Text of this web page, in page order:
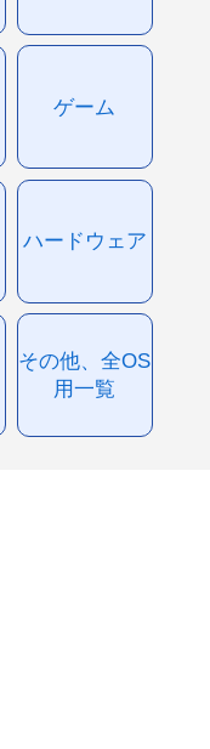
ゲーム
ハードウェア
その他、全OS
用一覧